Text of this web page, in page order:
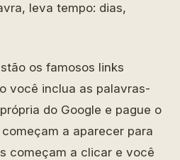
leva tempo: dias,
os famosos links
você inclua as palavras-
do Google e pague o
a aparecer para
começam a clicar e você